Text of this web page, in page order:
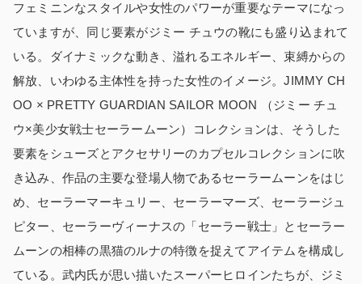
フェミニンなスタイルや女性のパワーが重要なテーマになっ
ていますが、同じ要素がジミー チュウの靴にも盛り込まれて
いる。ダイナミックな動き、溢れるエネルギー、束縛からの
解放、いわゆる主体性を持った女性のイメージ。JIMMY CH
OO × PRETTY GUARDIAN SAILOR MOON （ジミー チュ
ウ×美少女戦士セーラームーン）コレクションは、そうした
要素をシューズとアクセサリーのカプセルコレクションに吹
き込み、作品の主要な登場人物であるセーラームーンをはじ
め、セーラーマーキュリー、セーラーマーズ、セーラージュ
ピター、セーラーヴィーナスの「セーラー戦士」とセーラー
ムーンの相棒の黒猫のルナの特徴を捉えてアイテムを構成し
ている。武内氏が思い描いたスーパーヒロインたちが、ジミ